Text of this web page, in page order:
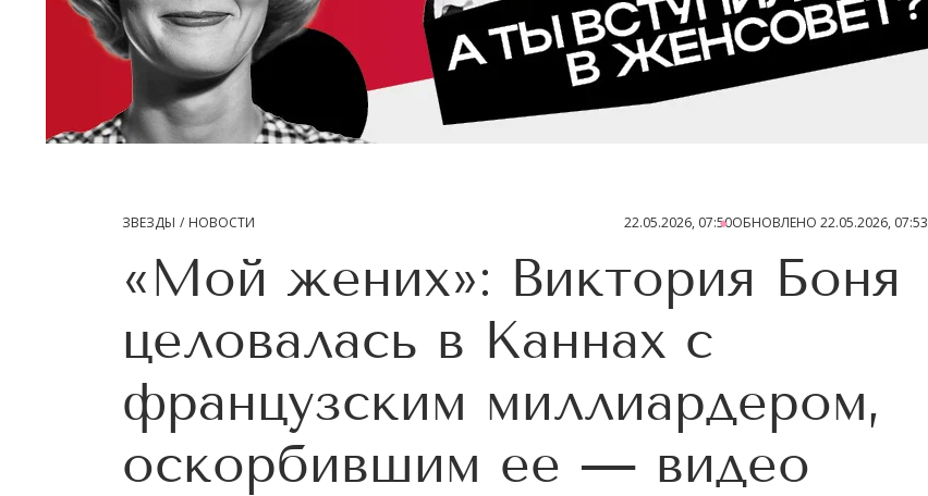
ЗВЕЗДЫ НОВОСТИ 22.05.2026, 07:50ОБНОВЛЕНО 22.05.2026, 07:53
«Мой жених»: Виктория Боня
целовалась в Каннах с
французским миллиардером,
оскорбившим ее — видео